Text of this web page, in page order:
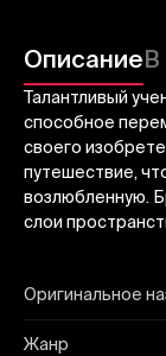
ОписаниеВ
Талантливый
способное
своего
путешествие,
возлюбленную.
слои
Оригинальное
Жанр